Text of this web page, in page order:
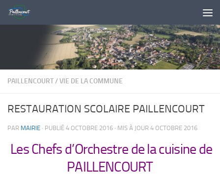
Skip to content
PAILLENCOURT/VIE DE LA COMMUNE
RESTAURATION SCOLAIRE PAILLENCOURT
PAR MAIRIE · PUBLIÉ 4 OCTOBRE 2016 · MIS À JOUR 4 OCTOBRE 2016
Les Chefs d’Orchestre de la cuisine de
PAILLENCOURT